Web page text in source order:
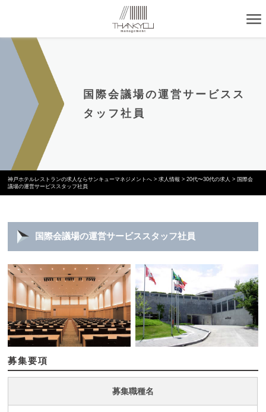
国際会議場の運営サービスス
タッフ社員
神戸ホテルレストランの求人ならサンキューマネジメントへ >求人情報 >20代〜30代の求人 > 国際会
議場の運営サービススタッフ社員
国際会議場の運営サービススタッフ社員
募集要項
募集職種名